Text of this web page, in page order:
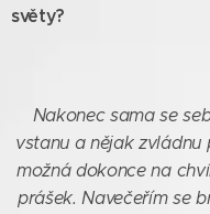
světy?
Nakonec sama se
vstanu a nějak zvládnu
možná dokonce na
prášek. Navečeřím se